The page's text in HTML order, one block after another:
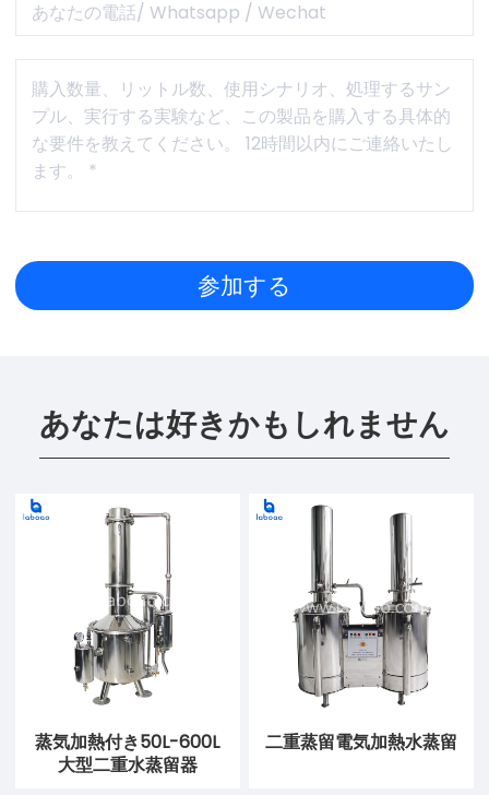
あなたは好きかもしれません
蒸気加熱付き50L-600L
大型二重水蒸留器
二重蒸留電気加熱水蒸留